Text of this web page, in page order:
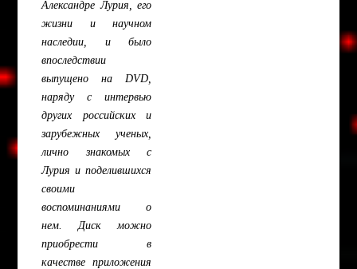
Александре Лурия, его
жизни и научном
наследии, и было
впоследствии
выпущено на DVD,
наряду с интервью
других российских и
зарубежных ученых,
лично знакомых с
Лурия и поделившихся
своими
воспоминаниями о
нем. Диск можно
приобрести в
качестве приложения